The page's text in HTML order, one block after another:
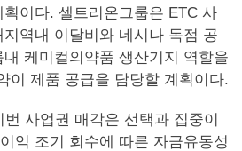
이다. 셀트리온그룹은 ETC 사
역내 이달비와 네시나 독점 공
케미컬의약품 생산기지 역할을
이 제품 공급을 담당할 계획이다.
사업권 매각은 선택과 집중이
익 조기 회수에 따른 자금유동성